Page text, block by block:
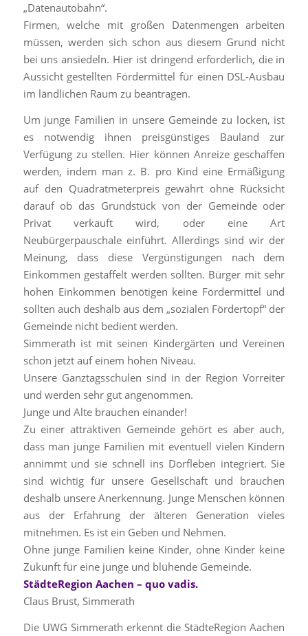
„Datenautobahn“.
Firmen, welche mit großen Datenmengen arbeiten
müssen, werden sich schon aus diesem Grund nicht
bei uns ansiedeln. Hier ist dringend erforderlich, die in
Aussicht gestellten Fördermittel für einen DSL-Ausbau
im ländlichen Raum zu beantragen.
Um junge Familien in unsere Gemeinde zu locken, ist
es notwendig ihnen preisgünstiges Bauland zur
Verfügung zu stellen. Hier können Anreize geschaffen
werden, indem man z. B. pro Kind eine Ermäßigung
auf den Quadratmeterpreis gewährt ohne Rücksicht
darauf ob das Grundstück von der Gemeinde oder
Privat verkauft wird, oder eine Art
Neubürgerpauschale einführt. Allerdings sind wir der
Meinung, dass diese Vergünstigungen nach dem
Einkommen gestaffelt werden sollten. Bürger mit sehr
hohen Einkommen benötigen keine Fördermittel und
sollten auch deshalb aus dem „sozialen Fördertopf“ der
Gemeinde nicht bedient werden.
Simmerath ist mit seinen Kindergärten und Vereinen
schon jetzt auf einem hohen Niveau.
Unsere Ganztagsschulen sind in der Region Vorreiter
und werden sehr gut angenommen.
Junge und Alte brauchen einander!
Zu einer attraktiven Gemeinde gehört es aber auch,
dass man junge Familien mit eventuell vielen Kindern
annimmt und sie schnell ins Dorfleben integriert. Sie
sind wichtig für unsere Gesellschaft und brauchen
deshalb unsere Anerkennung. Junge Menschen können
aus der Erfahrung der älteren Generation vieles
mitnehmen. Es ist ein Geben und Nehmen.
Ohne junge Familien keine Kinder, ohne Kinder keine
Zukunft für eine junge und blühende Gemeinde.
StädteRegion Aachen – quo vadis.
Claus Brust, Simmerath
Die UWG Simmerath erkennt die StädteRegion Aachen